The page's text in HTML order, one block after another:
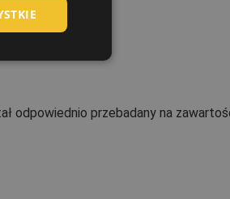
odpowiednio przebadany na
SLOVAK
DUTCH